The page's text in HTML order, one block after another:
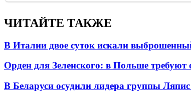
ЧИТАЙТЕ ТАКЖЕ
В Италии двое суток искали
Орден для Зеленского: в Польше требуют
В Беларуси осудили лидера группы